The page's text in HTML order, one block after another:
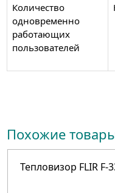
Количество
одновременно
работающих
пользователей
Похожие
Тепловизор FLIR F-